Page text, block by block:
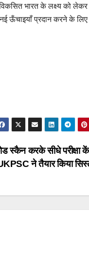
भारत के लक्ष्य को
ऊँचाइयाँ प्रदान करने के लिए
करके सीधे परीक्षा
ने तैयार किया